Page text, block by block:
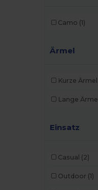
Camo (1)
Ärmel
Kurze Ärmel
Lange Ärmel
Einsatz
Casual (2)
Outdoor (1)